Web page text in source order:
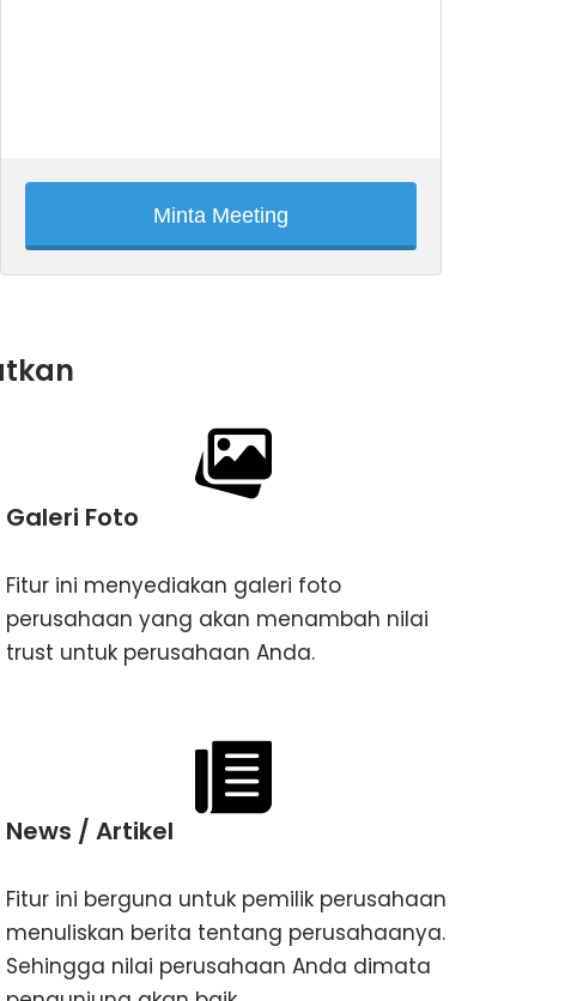
Minta Meeting
Galeri Foto
Fitur ini menyediakan galeri foto
perusahaan yang akan menambah nilai
trust untuk perusahaan Anda.
News / Artikel
Fitur ini berguna untuk pemilik perusahaan
menuliskan berita tentang perusahaanya.
Sehingga nilai perusahaan Anda dimata